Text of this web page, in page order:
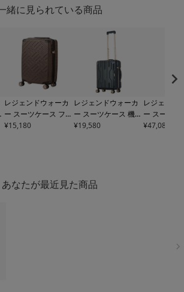
緒に見られている商品
レジェンドウォーカ
ー スーツケース ファ
スナー 38(46)L 55cm
スパンダブル【トラ
¥15,180
レジェンドウォーカ
ー スーツケース 機内
持ち込み 41L 46cm 3
ーバッグ 軽量 拡張
¥19,580
レジェンド
ー スーツケ
持ち込み
¥47,080
あなたが最近見た商品